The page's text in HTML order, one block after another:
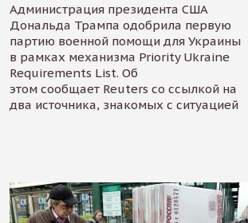
Администрация президента США
Дональда Трампа одобрила первую
партию военной помощи для Украины
в рамках механизма Priority Ukraine
Requirements List. Об
этом сообщает Reuters со ссылкой на
два источника, знакомых с ситуацией